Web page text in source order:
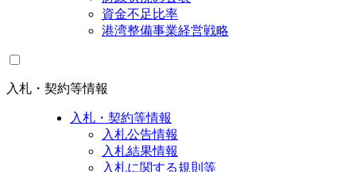
資金不足比率
港湾整備事業経営戦略
入札・契約等情報
入札・契約等情報
入札公告情報
入札結果情報
入札に関する規則等